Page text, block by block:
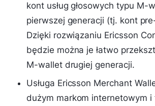
kont usług głosowych typu M-
pierwszej generacji (tj. kont
Dzięki rozwiązaniu Ericsson
będzie można je łatwo
M-wallet drugiej generacji.
Usługa Ericsson Merchant
dużym markom internetowym i